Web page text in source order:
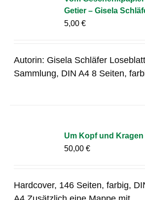
Getier – Gisela
5,00€
Autorin: Gisela Schläfer
Sammlung, DIN A4 8 Seiten,
Um Kopf und
50,00€
Hardcover, 146 Seiten, farbig,